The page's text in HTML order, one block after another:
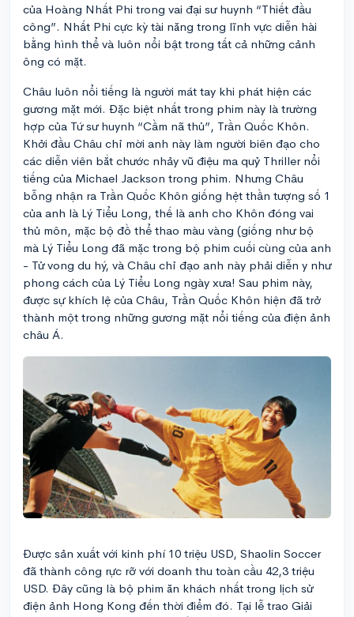
của Hoàng Nhất Phi trong vai đại sư huynh “Thiết đầu
công”. Nhất Phi cực kỳ tài năng trong lĩnh vực diễn hài
bằng hình thể và luôn nổi bật trong tất cả những cảnh
ông có mặt.
Châu luôn nổi tiếng là người mát tay khi phát hiện các
gương mặt mới. Đặc biệt nhất trong phim này là trường
hợp của Tứ sư huynh “Cầm nã thủ”, Trần Quốc Khôn.
Khởi đầu Châu chỉ mời anh này làm người biên đạo cho
các diễn viên bắt chước nhảy vũ điệu ma quỷ Thriller nổi
tiếng của Michael Jackson trong phim. Nhưng Châu
bỗng nhận ra Trần Quốc Khôn giống hệt thần tượng số 1
của anh là Lý Tiểu Long, thế là anh cho Khôn đóng vai
thủ môn, mặc bộ đồ thể thao màu vàng (giống như bộ
mà Lý Tiểu Long đã mặc trong bộ phim cuối cùng của anh
- Tử vong du hý, và Châu chỉ đạo anh này phải diễn y như
phong cách của Lý Tiểu Long ngày xưa! Sau phim này,
được sự khích lệ của Châu, Trần Quốc Khôn hiện đã trở
thành một trong những gương mặt nổi tiếng của điện ảnh
châu Á.
Được sản xuất với kinh phí 10 triệu USD, Shaolin Soccer
đã thành công rực rỡ với doanh thu toàn cầu 42,3 triệu
USD. Đây cũng là bộ phim ăn khách nhất trong lịch sử
điện ảnh Hong Kong đến thời điểm đó. Tại lễ trao Giải